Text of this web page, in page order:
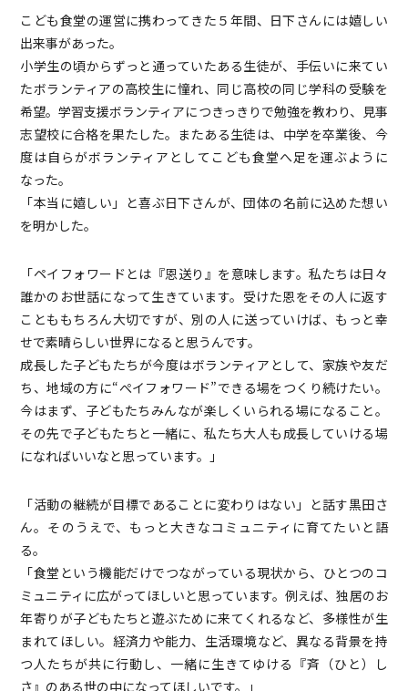
こども食堂の運営に携わってきた５年間、日下さんには嬉しい
出来事があった。
小学生の頃からずっと通っていたある生徒が、手伝いに来てい
たボランティアの高校生に憧れ、同じ高校の同じ学科の受験を
希望。学習支援ボランティアにつきっきりで勉強を教わり、見事
志望校に合格を果たした。またある生徒は、中学を卒業後、今
度は自らがボランティアとしてこども食堂へ足を運ぶように
なった。
「本当に嬉しい」と喜ぶ日下さんが、団体の名前に込めた想い
を明かした。
「ペイフォワードとは『恩送り』を意味します。私たちは日々
誰かのお世話になって生きています。受けた恩をその人に返す
ことももちろん大切ですが、別の人に送っていけば、もっと幸
せで素晴らしい世界になると思うんです。
成長した子どもたちが今度はボランティアとして、家族や友だ
ち、地域の方に“ぺイフォワード”できる場をつくり続けたい。
今はまず、子どもたちみんなが楽しくいられる場になること。
その先で子どもたちと一緒に、私たち大人も成長していける場
になればいいなと思っています。」
「活動の継続が目標であることに変わりはない」と話す黒田さ
ん。そのうえで、もっと大きなコミュニティに育てたいと語
る。
「食堂という機能だけでつながっている現状から、ひとつのコ
ミュニティに広がってほしいと思っています。例えば、独居のお
年寄りが子どもたちと遊ぶために来てくれるなど、多様性が生
まれてほしい。経済力や能力、生活環境など、異なる背景を持
つ人たちが共に行動し、一緒に生きてゆける『斉（ひと）し
さ』のある世の中になってほしいです。」